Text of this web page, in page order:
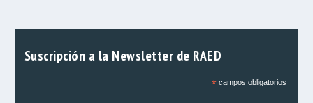
Suscripción a la Newsletter de RAED
*campos obligatorios